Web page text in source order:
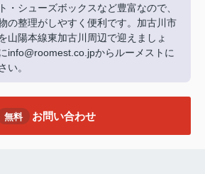
・シューズボックスなど豊富なので、
の整理がしやすく便利です。加古川市
山陽本線東加古川周辺で迎えましょ
info@roomest.co.jpからルーメストに
い。
無料 お問い合わせ